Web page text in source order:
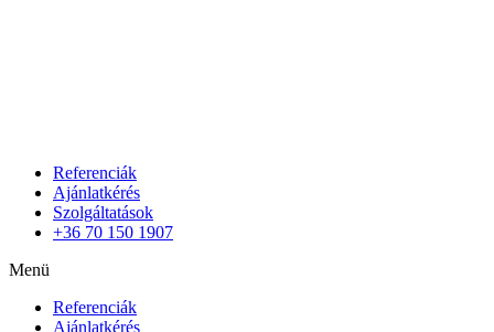
Referenciák
Ajánlatkérés
Szolgáltatások
+36 70 150 1907
Menü
Referenciák
Ajánlatkérés